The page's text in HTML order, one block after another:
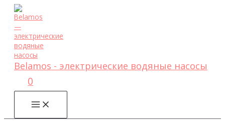
Перейти
содержимому
Belamos - электрические водяные насосы
0
MAIN
MENU